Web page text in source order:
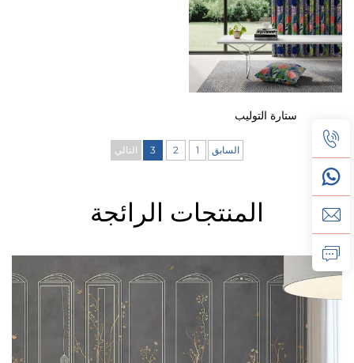
ستارة التوليب
السابق 1
2
3 التالي
المنتجات الرائجة